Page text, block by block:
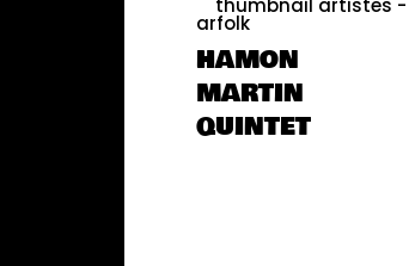
HAMON
MARTIN
QUINTET